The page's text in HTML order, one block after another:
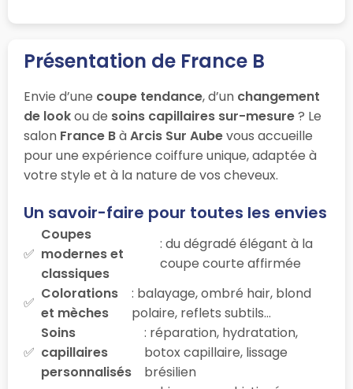
Présentation de France B
Envie d’une coupe tendance, d’un changement
de lookou de soins capillaires sur-mesure? Le
salon France BàArcis Sur Aubevous accueille
pour une expérience coiffure unique, adaptée à
votre style et à la nature de vos cheveux.
Un savoir-faire pour toutes les envies
Coupes
modernes et
classiques
: du dégradé élégant à la
coupe courte affirmée
Colorations
et mèches
: balayage, ombré hair, blond
polaire, reflets subtils…
Soins
capillaires
personnalisés
: réparation, hydratation,
botox capillaire, lissage
brésilien